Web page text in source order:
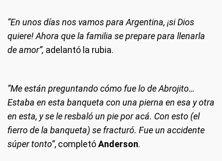
“En unos días nos vamos para Argentina, ¡si Dios
quiere! Ahora que la familia se prepare para llenarla
de amor”, adelantó la rubia.
“Me están preguntando cómo fue lo de Abrojito…
Estaba en esta banqueta con una pierna en esa y otra
en esta, y se le resbaló un pie por acá. Con esto (el
fierro de la banqueta) se fracturó. Fue un accidente
súper tonto”, completóAnderson.